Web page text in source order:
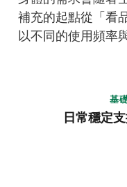
補充的起點從「看
以不同的使用頻率
基
日常穩定